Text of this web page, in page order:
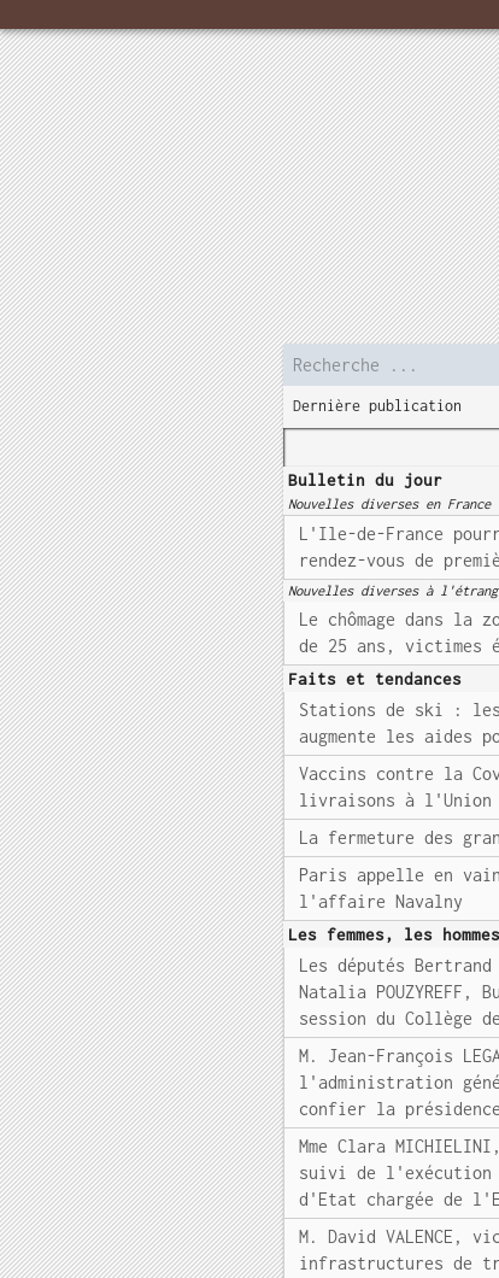
Dernière publication
Bulletin du jour
Nouvelles diverses en France
L'Ile-de-France
rendez-vous de
Nouvelles diverses à
Le chômage dans la
de 25 ans, victimes
Faits et tendances
Stations de ski : les
augmente les aides
Vaccins contre la
livraisons à l'Union
La fermeture des
Paris appelle en
l'affaire Navalny
Les femmes, les
Les députés Bertrand
Natalia POUZYREFF,
session du Collège
M. Jean-François
l'administration
confier la
Mme Clara
suivi de l'exécution
d'Etat chargée de
M. David VALENCE,
infrastructures de